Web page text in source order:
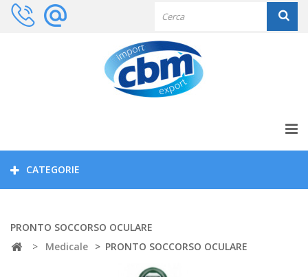
CATEGORIE
PRONTO SOCCORSO OCULARE
>
Medicale > PRONTO SOCCORSO OCULARE